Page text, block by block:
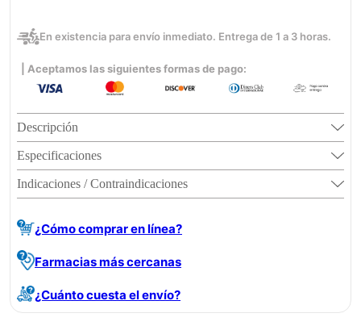
En existencia para envío inmediato. Entrega de 1 a 3 horas.
| Aceptamos las siguientes formas de pago:
Descripción
Especificaciones
Indicaciones / Contraindicaciones
¿Cómo comprar en línea?
Farmacias más cercanas
¿Cuánto cuesta el envío?